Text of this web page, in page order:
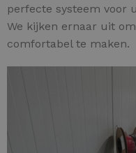
perfecte systeem voor
We kijken ernaar uit
comfortabel te maken.